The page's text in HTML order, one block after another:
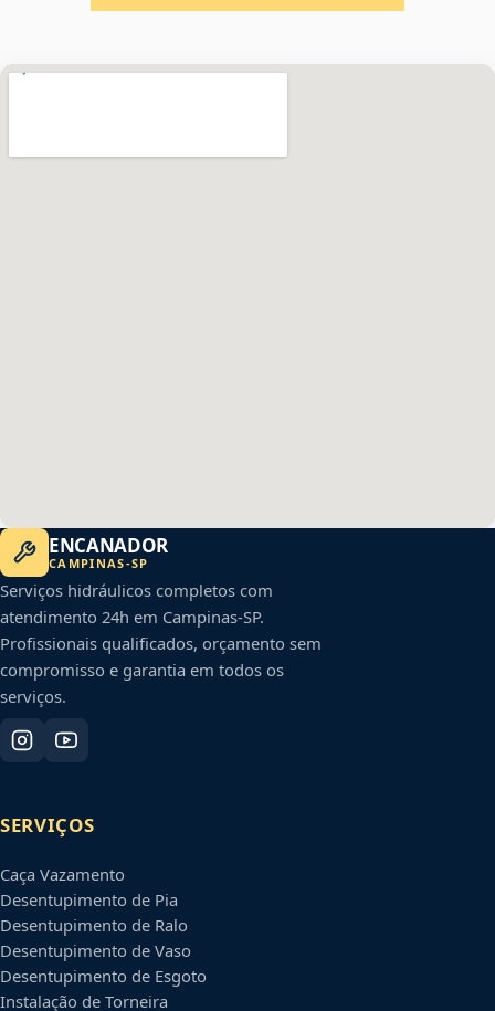
ENCANADOR
CAMPINAS-SP
Serviços hidráulicos completos com
atendimento 24h em Campinas-SP.
Profissionais qualificados, orçamento sem
compromisso e garantia em todos os
serviços.
SERVIÇOS
Caça Vazamento
Desentupimento de Pia
Desentupimento de Ralo
Desentupimento de Vaso
Desentupimento de Esgoto
Instalação de Torneira